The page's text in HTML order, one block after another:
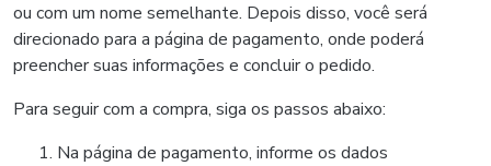
ou com um nome semelhante. Depois disso, você será
direcionado para a página de pagamento, onde poderá
preencher suas informações e concluir o pedido.
Para seguir com a compra, siga os passos abaixo:
Na página de pagamento, informe os dados